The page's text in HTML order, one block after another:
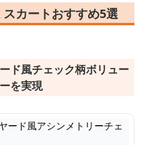
カートおすすめ5選
ド風チェック柄ボリュー
を実現